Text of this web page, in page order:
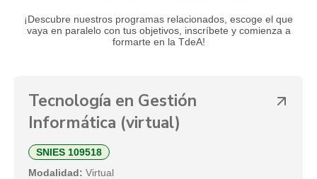
¡Descubre nuestros programas relacionados, escoge el que
vaya en paralelo con tus objetivos, inscríbete y comienza a
formarte en la TdeA!
en Gestión
(virtual)